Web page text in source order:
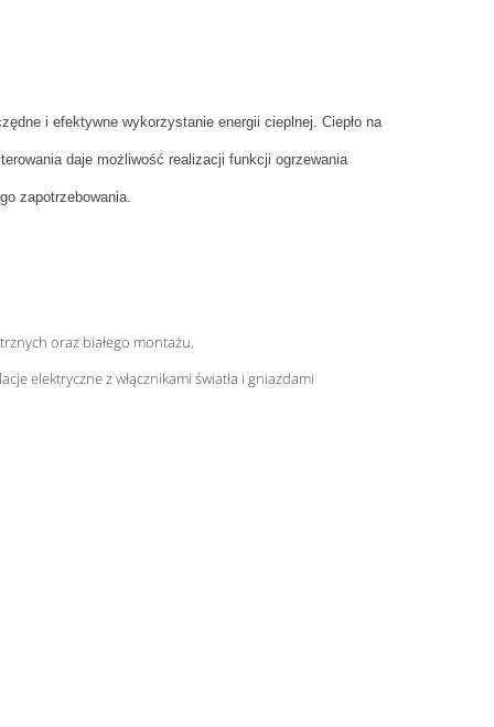
i efektywne wykorzystanie energii cieplnej. Ciepło na
daje możliwość realizacji funkcji ogrzewania
zapotrzebowania.
oraz białego montażu.
elektryczne z włącznikami światła i gniazdami